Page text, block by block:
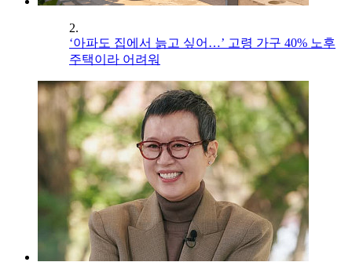
2.
‘아파도 집에서 늙고 싶어…’ 고령 가구 40% 노후
주택이라 어려워